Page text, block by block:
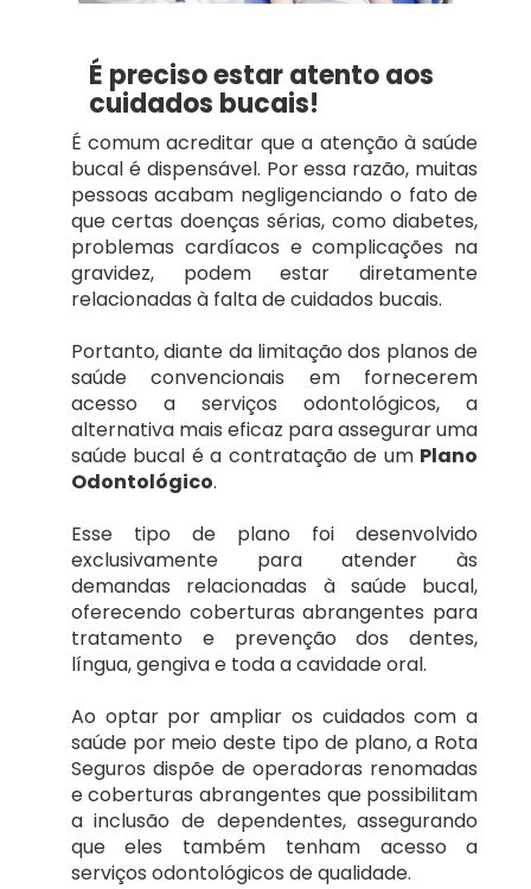
Bradesco
GNDI Minas
Hapvida
PLAM Saúde
Popvita Saúde
RN Saúde/Hapvida
SulAmérica
Seguros Unimed
Unimed Uberlândia
Planos odontológico
Amil
Bradesco
Petrolina/PE
Salvador/BA
Uberlândia/MG
Vitória/ES
É preciso estar atento aos
cuidados bucais!
É comum acreditar que a atenção à saúde
bucal é dispensável. Por essa razão, muitas
pessoas acabam negligenciando o fato de
que certas doenças sérias, como diabetes,
problemas cardíacos e complicações na
gravidez, podem estar diretamente
relacionadas à falta de cuidados bucais.
Portanto, diante da limitação dos planos de
saúde convencionais em fornecerem
acesso a serviços odontológicos, a
alternativa mais eficaz para assegurar uma
saúde bucal é a contratação de um Plano
Odontológico.
Esse tipo de plano foi desenvolvido
exclusivamente para atender às
demandas relacionadas à saúde bucal,
oferecendo coberturas abrangentes para
tratamento e prevenção dos dentes,
língua, gengiva e toda a cavidade oral.
Ao optar por ampliar os cuidados com a
saúde por meio deste tipo de plano, a Rota
Seguros dispõe de operadoras renomadas
e coberturas abrangentes que possibilitam
a inclusão de dependentes, assegurando
que eles também tenham acesso a
serviços odontológicos de qualidade.